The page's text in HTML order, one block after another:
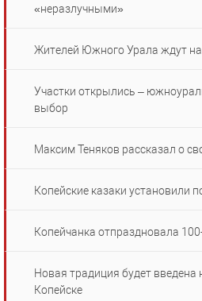
«неразлучными»
Жителей Южного Урала ждут на
Участки открылись –
выбор
Максим Теняков рассказал о
Копейские казаки установили
Копейчанка отпраздновала
Новая традиция будет введена
Копейске